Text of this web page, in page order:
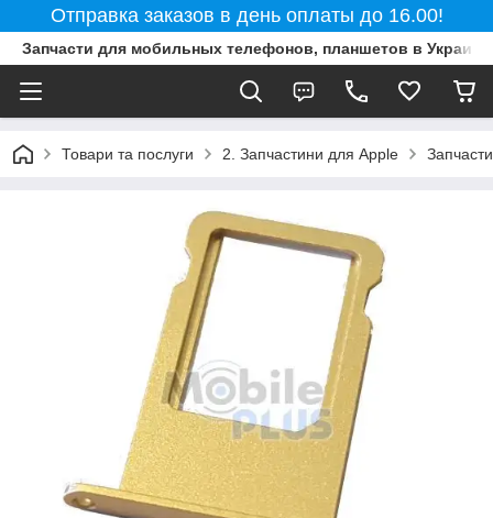
Отправка заказов в день оплаты до 16.00!
Запчасти для мобильных телефонов, планшетов в
Товари та послуги 2. Запчастини для Apple